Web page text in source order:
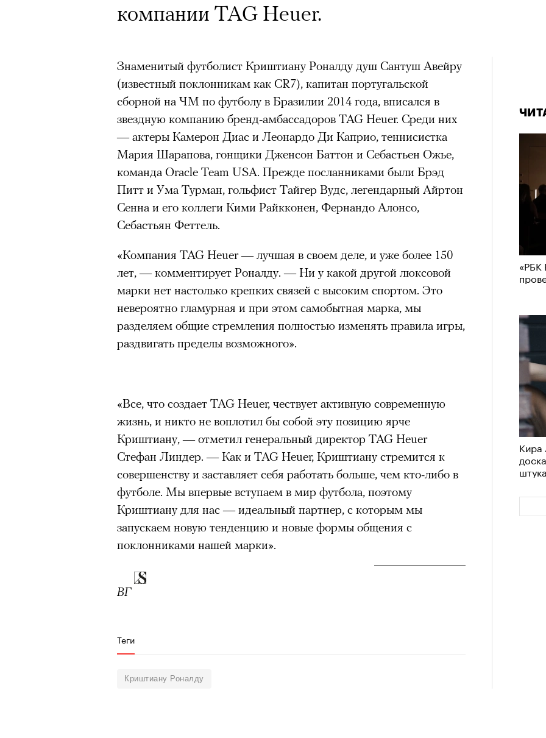
«РБК
Кира
компании TAG Heuer.
Знаменитый футболист Криштиану Роналду душ Сантуш Авейру
(известный поклонникам как CR7), капитан португальской
сборной на ЧМ по футболу в Бразилии 2014 года, вписался в
звездную компанию бренд-амбассадоров TAG Heuer. Среди них
— актеры Камерон Диас и Леонардо Ди Каприо, теннисистка
Мария Шарапова, гонщики Дженсон Баттон и Себастьен Ожье,
команда Oracle Team USA. Прежде посланниками были Брэд
Питт и Ума Турман, гольфист Тайгер Вудс, легендарный Айртон
Сенна и его коллеги Кими Райкконен, Фернандо Алонсо,
Себастьян Феттель.
«Компания TAG Heuer — лучшая в своем деле, и уже более 150
лет, — комментирует Роналду. — Ни у какой другой люксовой
марки нет настолько крепких связей с высоким спортом. Это
невероятно гламурная и при этом самобытная марка, мы
разделяем общие стремления полностью изменять правила игры,
раздвигать пределы возможного».
можно через
«Все, что создает TAG Heuer, чествует активную современную
жизнь, и никто не воплотил бы собой эту позицию ярче
Криштиану, — отметил генеральный директор TAG Heuer
Стефан Линдер. — Как и TAG Heuer, Криштиану стремится к
совершенству и заставляет себя работать больше, чем кто-либо в
футболе. Мы впервые вступаем в мир футбола, поэтому
Криштиану для нас — идеальный партнер, c которым мы
запускаем новую тенденцию и новые формы общения с
поклонниками нашей марки».
ВГ
Теги
Криштиану Роналду